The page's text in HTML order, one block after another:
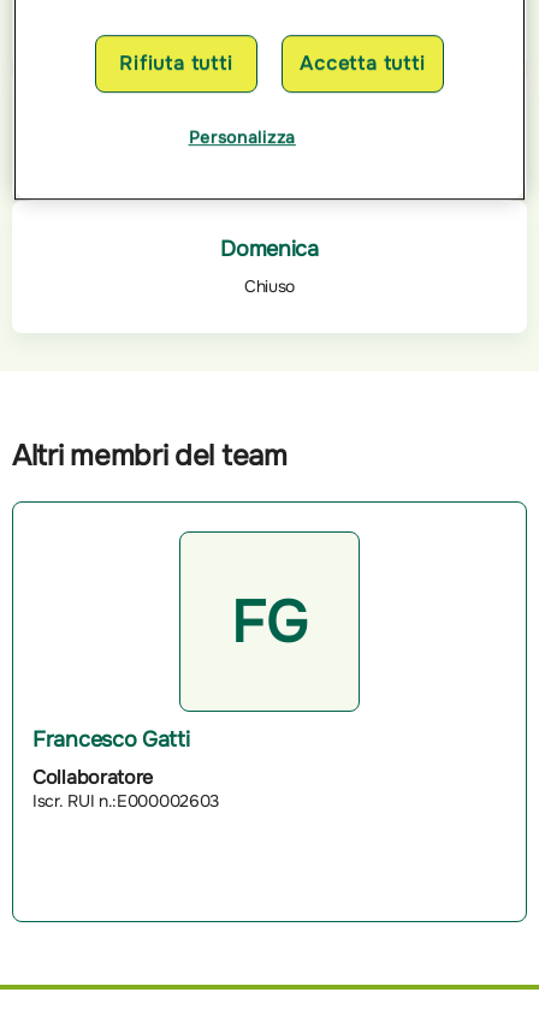
Chiuso
Domenica
Chiuso
Altri membri del team
FG
Francesco Gatti
Collaboratore
Iscr. RUI n.:E000002603
Rifiuta tutti Accetta tutti
Personalizza